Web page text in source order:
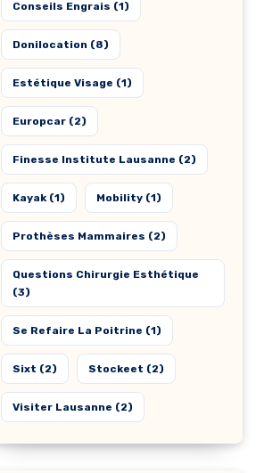
Conseils Engrais (1)
Donilocation (8)
Estétique Visage (1)
Europcar (2)
Finesse Institute Lausanne (2)
Kayak(1) Mobility (1)
Prothèses Mammaires (2)
Questions Chirurgie Esthétique
(3)
Se Refaire La Poitrine (1)
Sixt (2) Stockeet (2)
Visiter Lausanne (2)